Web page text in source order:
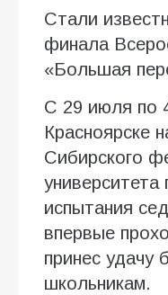
Стали
финала
«Большая
С 29 июля по
Красноярске
Сибирского
испытания
впервые
принес удачу
школьникам.